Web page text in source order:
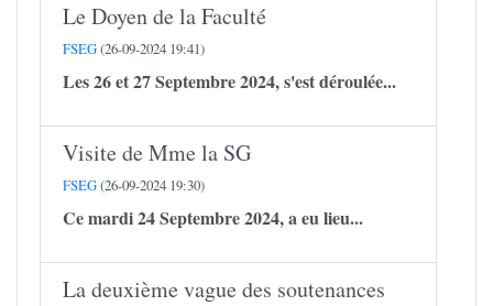
Le Doyen de la Faculté
FSEG(26-09-2024 19:41)
Les 26 et 27 Septembre 2024, s'est déroulée...
Visite de Mme la SG
FSEG(26-09-2024 19:30)
Ce mardi 24 Septembre 2024, a eu lieu...
La deuxième vague des soutenances